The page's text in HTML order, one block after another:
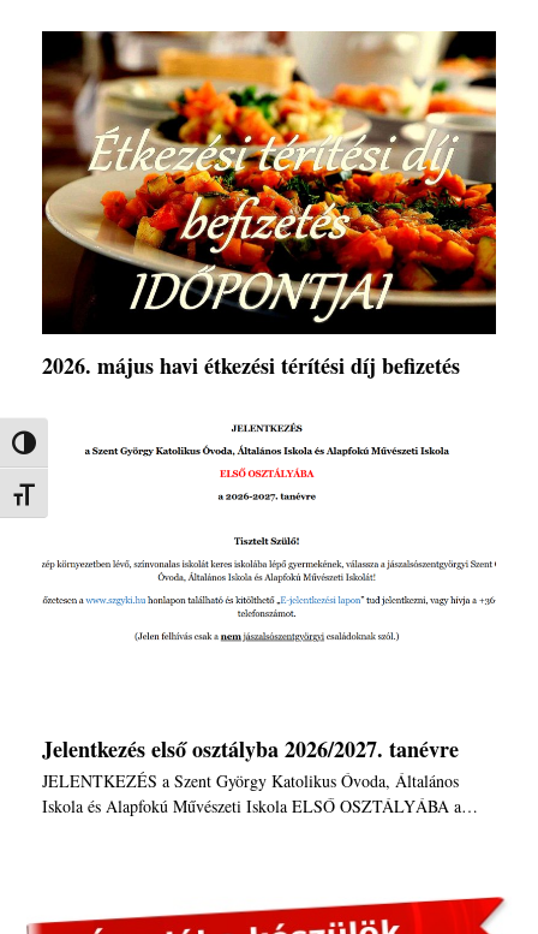
Nagy kontraszt váltása
Betűméret váltása
2026. május havi étkezési térítési díj befizetés
Jelentkezés első osztályba 2026/2027. tanévre
JELENTKEZÉS a Szent György Katolikus Óvoda, Általános
Iskola és Alapfokú Művészeti Iskola ELSŐ OSZTÁLYÁBA a…